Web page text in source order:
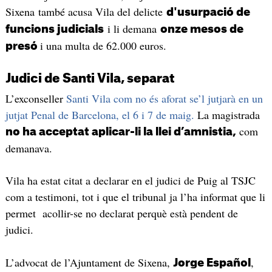
Sixena també acusa Vila del delicte d'usurpació de
funcions judicialsi li demana onze mesos de
presó i una multa de 62.000 euros.
Judici de Santi Vila, separat
L’exconseller Santi Vila com no és aforat se’l jutjarà en un
jutjat Penal de Barcelona, el 6 i 7 de maig. La magistrada
no ha acceptat aplicar-li la llei d’amnistia, com
demanava.
Vila ha estat citat a declarar en el judici de Puig al TSJC
com a testimoni, tot i que el tribunal ja l’ha informat que li
permet acollir-se no declarat perquè està pendent de
judici.
L’advocat de l’Ajuntament de Sixena, Jorge Español ,